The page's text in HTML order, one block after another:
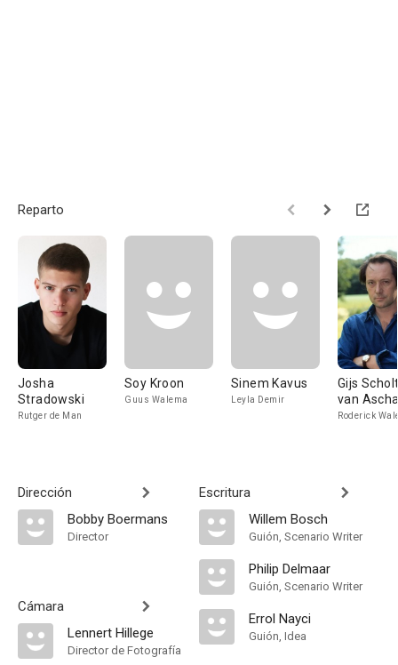
Reparto
Josha
Stradowski
Rutger de Man
Soy Kroon
Guus Walema
Sinem Kavus
Leyla Demir
Gijs
van
Roderick
Dirección
Bobby Boermans
Director
Cámara
Lennert Hillege
Director de Fotografía
Escritura
Willem Bosch
Guión, Scenario Writer
Philip Delmaar
Guión, Scenario Writer
Errol Nayci
Guión, Idea